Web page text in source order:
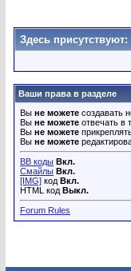
Здесь присутствуют:
Ваши права в разделе
Вы не можете создавать
Вы не можете отвечать в
Вы не можете
Вы не можете
BB коды Вкл.
Смайлы Вкл.
[IMG] код Вкл.
HTML код Выкл.
Forum Rules